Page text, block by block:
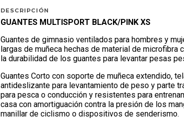
DESCRIPCIÓN
GUANTES MULTISPORT BLACK/PINK XS
Guantes de gimnasio ventilados para hombres y
largas de muñeca hechas de material de microfibra
la durabilidad de los guantes para levantar pesas
Guantes Corto con soporte de muñeca extendido,
antideslizante para levantamiento de peso y parte
para pesca o conducción y resistentes para
casa con amortiguación contra la presión de los
manillar de ciclismo o dispositivos de senderismo.